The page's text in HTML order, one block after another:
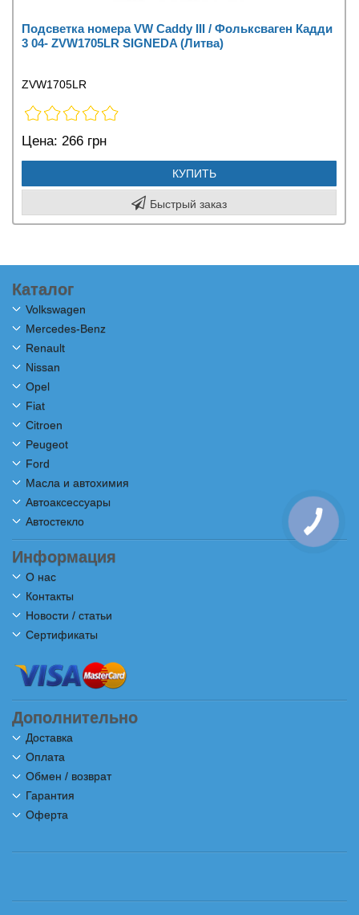
Подсветка номера VW Caddy III / Фольксваген Кадди
3 04- ZVW1705LR SIGNEDA (Литва)
ZVW1705LR
Цена: 266 грн
КУПИТЬ
Быстрый заказ
Каталог
Volkswagen
Mercedes-Benz
Renault
Nissan
Opel
Fiat
Citroen
Peugeot
Ford
Масла и автохимия
Автоаксессуары
Автостекло
Информация
О нас
Контакты
Новости / статьи
Сертификаты
Дополнительно
Доставка
Оплата
Обмен / возврат
Гарантия
Оферта